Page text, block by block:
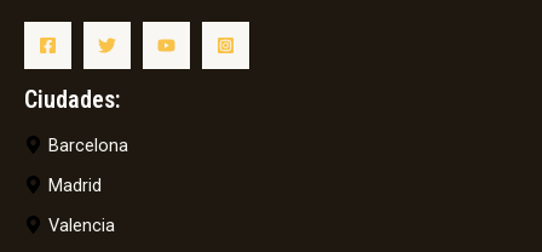
Ciudades:
Barcelona
Madrid
Valencia